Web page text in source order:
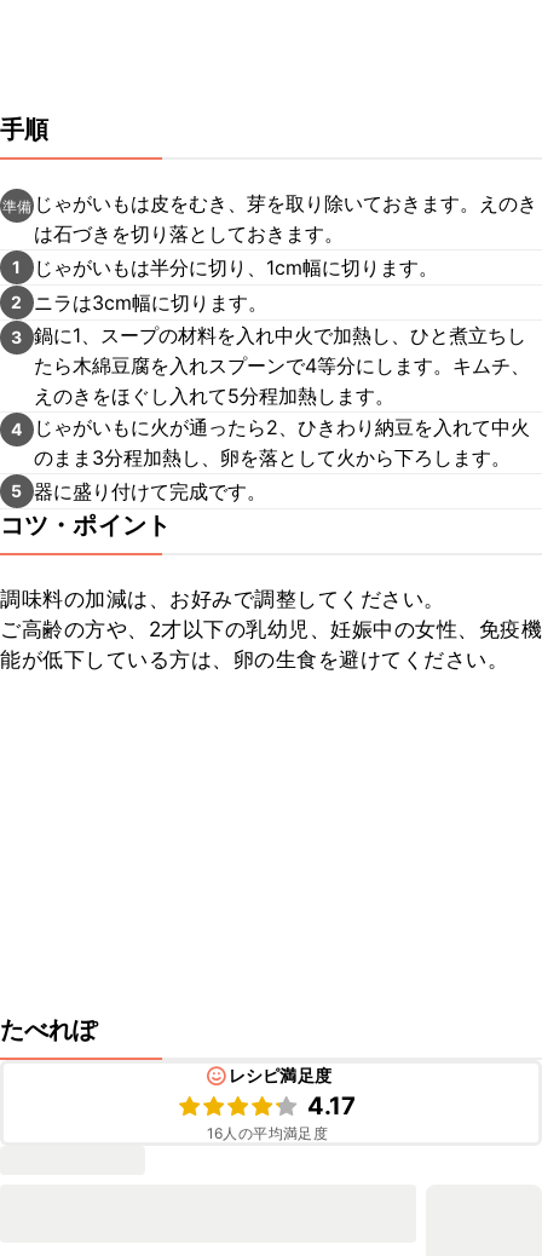
手順
準備 じゃがいもは皮をむき、芽を取り除いておきます。えのき
は石づきを切り落としておきます。
1 じゃがいもは半分に切り、1cm幅に切ります。
2 ニラは3cm幅に切ります。
3 鍋に1、スープの材料を入れ中火で加熱し、ひと煮立ちし
たら木綿豆腐を入れスプーンで4等分にします。キムチ、
えのきをほぐし入れて5分程加熱します。
4
じゃがいもに火が通ったら2、ひきわり納豆を入れて中火
のまま3分程加熱し、卵を落として火から下ろします。
5 器に盛り付けて完成です。
コツ・ポイント
調味料の加減は、お好みで調整してください。
ご高齢の方や、2才以下の乳幼児、妊娠中の女性、免疫機
能が低下している方は、卵の生食を避けてください。
たべれぽ
レシピ満足度
4.17
16人の平均満足度